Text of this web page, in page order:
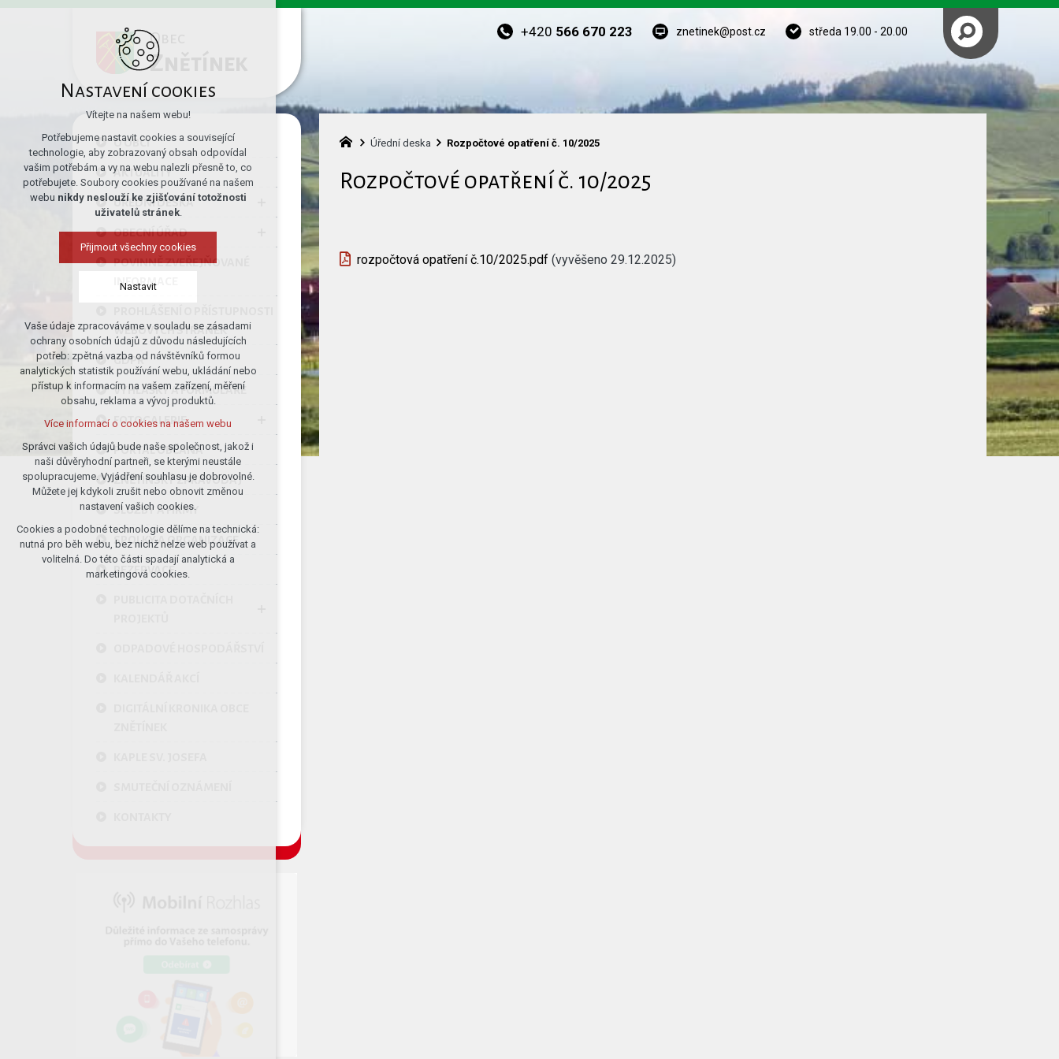
Obec
Znětínek
+420 566 670 223 znetinek@post.cz středa 19.00 - 20.00
Úřední deska Rozpočtové opatření č. 10/2025
Rozpočtové opatření č. 10/2025
rozpočtová opatření č.10/2025.pdf (vyvěšeno 29.12.2025)
O OBCI
AKTUALITY
ÚŘEDNÍ DESKA
OBECNÍ ÚŘAD
POVINNĚ ZVEŘEJŇOVANÉ
INFORMACE
WEBOVÝCH STRÁNEK
GDPR
VYHLÁŠKY A FORMULÁŘE
FOTOGALERIE
PORTÁL OBČANA
ZNĚTÍNSKÝ ZPRAVODAJ
SLUŽBY A FIRMY
SPOLKY A ORGANIZACE
REZERVACE
Nastavení cookies
Vítejte na našem webu!
Potřebujeme nastavit cookies a související
technologie, aby zobrazovaný obsah odpovídal
vašim potřebám a vy na webu nalezli přesně to, co
potřebujete. Soubory cookies používané na našem
webu nikdy neslouží ke zjišťování totožnosti
uživatelů stránek.
Přijmout všechny cookies
Nastavit
Technická cookies
nutná pro provozování webu
udržení kontextu stránek (session):
případná přihlášení, volby jazyka, apod.
Volitelná cookies
analytická pro anonymizované
vyhodnocení návštěvnosti
marketingová cookies (Google)
Více informací o cookies na našem webu
Přijmout všechny cookies
Odmítnout vše
Vaše údaje zpracováváme v souladu se zásadami
ochrany osobních údajů z důvodu následujících
potřeb: zpětná vazba od návštěvníků formou
analytických statistik používání webu, ukládání nebo
přístup k informacím na vašem zařízení, měření
obsahu, reklama a vývoj produktů.
Více informací o cookies na našem webu
Správci vašich údajů bude naše společnost, jakož i
naši důvěryhodní partneři, se kterými neustále
spolupracujeme. Vyjádření souhlasu je dobrovolné.
Můžete jej kdykoli zrušit nebo obnovit změnou
nastavení vašich cookies.
Cookies a podobné technologie dělíme na technická:
nutná pro běh webu, bez nichž nelze web používat a
volitelná. Do této části spadají analytická a
marketingová cookies.